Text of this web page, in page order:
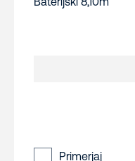
Primerjaj